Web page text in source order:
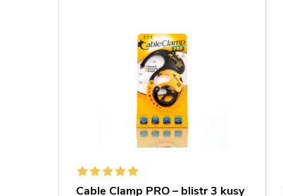
Cable Clamp PRO – blistr 3 kusy